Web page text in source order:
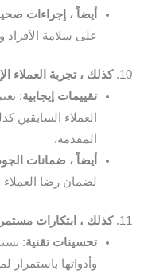
أيضاً ، إجراءات
على سلامة الأفراد
10. كذلك ، تجربة العملاء
تقييمات إيجابية:
العملاء السابقين
المقدمة.
أيضاً ، ضمانات
لضمان رضا العملاء
11. كذلك ، ابتكارات
تحسينات تقنية:
وأدواتها